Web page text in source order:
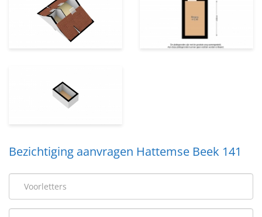
Bezichtiging aanvragen Hattemse Beek 141